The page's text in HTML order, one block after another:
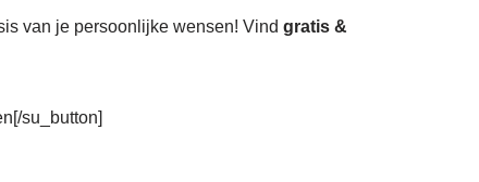
van je persoonlijke wensen! Vind gratis &
su_button]